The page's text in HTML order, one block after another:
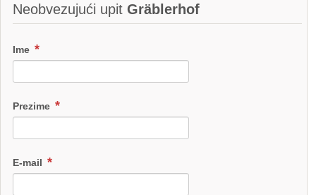
Neobvezujući upit Gräblerhof
Ime
Prezime
E-mail